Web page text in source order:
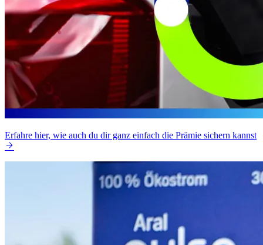
Erfahre hier, wie auch du dir ganz einfach die Prämie sichern kannst